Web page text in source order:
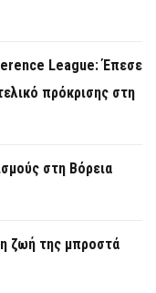
League: Έπεσε
πρόκρισης στη
στη Βόρεια
ζωή της μπροστά